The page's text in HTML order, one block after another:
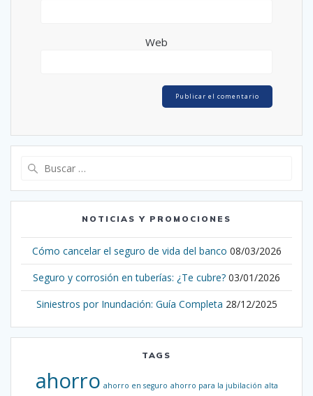
Web
NOTICIAS Y PROMOCIONES
Cómo cancelar el seguro de vida del banco 08/03/2026
Seguro y corrosión en tuberías: ¿Te cubre? 03/01/2026
Siniestros por Inundación: Guía Completa 28/12/2025
TAGS
ahorro ahorro en seguro ahorro para la jubilación alta